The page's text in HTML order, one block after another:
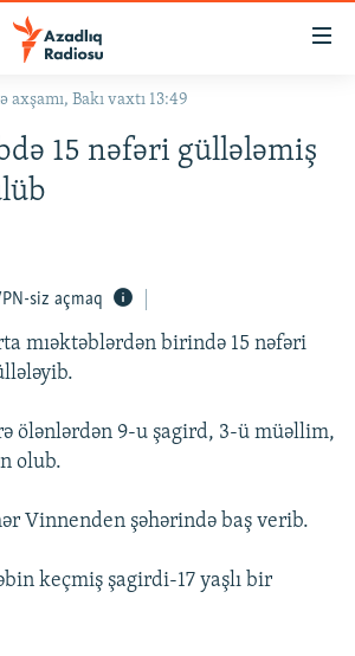
STANDARTLARIMIZ
Bakı vaxtı 13:49
15 nəfəri güllələmiş
siz açmaq
mıəktəblərdən birində 15 nəfəri
ölənlərdən 9-u şagird, 3-ü müəllim,
olub.
Vinnenden şəhərində baş verib.
keçmiş şagirdi-17 yaşlı bir